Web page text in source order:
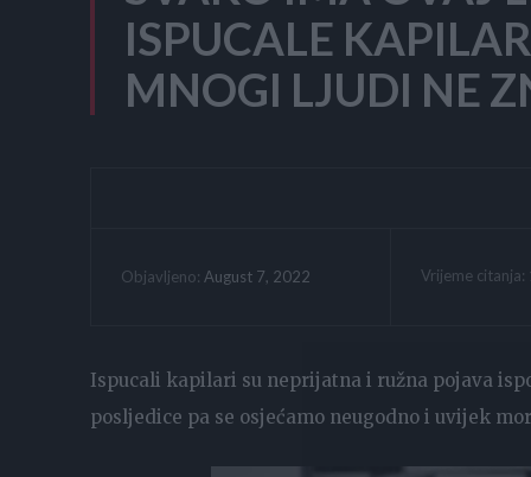
ISPUCALE
MNOGI LJUDI NE
Objavljeno: August 7, 2022 Vrijeme citanja:
Ispucali kapilari su neprijatna i ružna pojava
posljedice pa se osjećamo neugodno i uvijek